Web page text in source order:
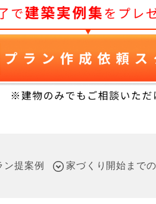
ン提案例 家づくり開始まで